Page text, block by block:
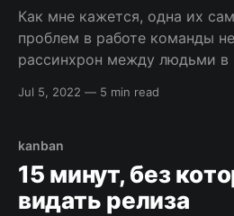
Как мне кажется, одна их
проблем в работе команды
рассинхрон между людьми в
проблемы к сожалению нет.
ответы на все вопросы и
их использование помогает
Jul 5, 2022 — 5 min read
kanban
15 минут, без
видать релиза